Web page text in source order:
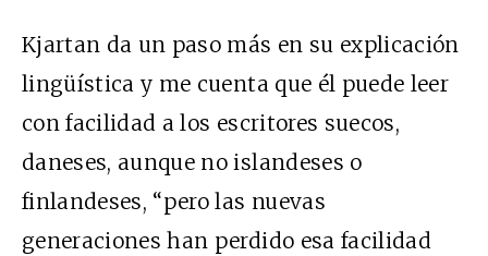
Kjartan da un paso más en su explicación
lingüística y me cuenta que él puede leer
con facilidad a los escritores suecos,
daneses, aunque no islandeses o
finlandeses, “pero las nuevas
generaciones han perdido esa facilidad